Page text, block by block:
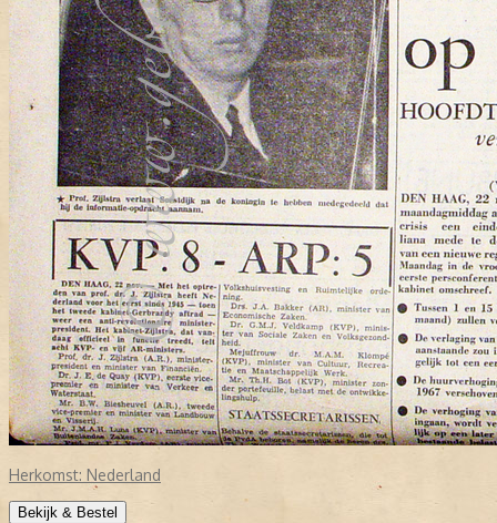
Herkomst: Nederland
Bekijk & Bestel